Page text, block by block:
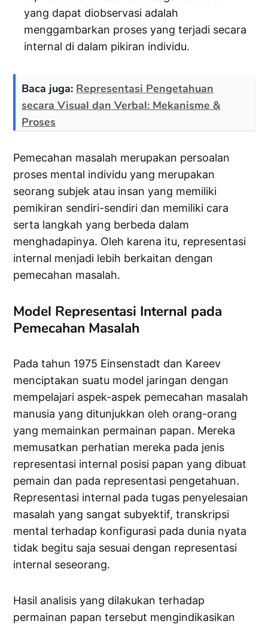
yang dapat diobservasi adalah
menggambarkan proses yang terjadi secara
internal di dalam pikiran individu.
Baca juga: Representasi Pengetahuan
secara Visual dan Verbal: Mekanisme &
Proses
Pemecahan masalah merupakan persoalan
proses mental individu yang merupakan
seorang subjek atau insan yang memiliki
pemikiran sendiri-sendiri dan memiliki cara
serta langkah yang berbeda dalam
menghadapinya. Oleh karena itu, representasi
internal menjadi lebih berkaitan dengan
pemecahan masalah.
Model Representasi Internal pada
Pemecahan Masalah
Pada tahun 1975 Einsenstadt dan Kareev
menciptakan suatu model jaringan dengan
mempelajari aspek-aspek pemecahan masalah
manusia yang ditunjukkan oleh orang-orang
yang memainkan permainan papan. Mereka
memusatkan perhatian mereka pada jenis
representasi internal posisi papan yang dibuat
pemain dan pada representasi pengetahuan.
Representasi internal pada tugas penyelesaian
masalah yang sangat subyektif, transkripsi
mental terhadap konfigurasi pada dunia nyata
tidak begitu saja sesuai dengan representasi
internal seseorang.
Hasil analisis yang dilakukan terhadap
permainan papan tersebut mengindikasikan